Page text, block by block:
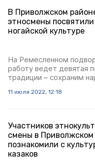
В Приволжском
этносмены посвятили
ногайской культуре
На Ремесленном
работу ведет девятая
традиции – сохраним
11 июля 2022, 12:18
Участников
смены в Приволжском
познакомили с
казаков